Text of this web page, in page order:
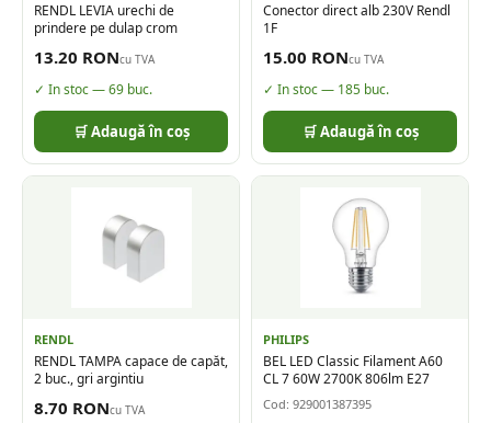
RENDL LEVIA urechi de
prindere pe dulap crom
13.20 RONcu TVA
✓ In stoc —69 buc.
🛒 Adaugă în coș
Conector direct alb 230V Rendl
1F
15.00 RONcu TVA
✓ In stoc — 185 buc.
🛒 Adaugă în coș
RENDL
RENDL TAMPA capace de capăt,
2 buc., gri argintiu
8.70 RONcu TVA
PHILIPS
BEL LED Classic Filament A60
CL 7 60W 2700K 806lm E27
Cod: 929001387395